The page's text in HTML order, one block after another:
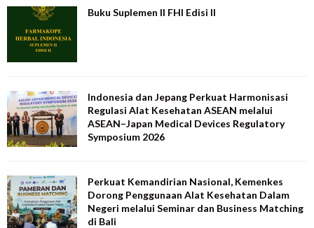
Buku Suplemen II FHI Edisi II
Indonesia dan Jepang Perkuat Harmonisasi
Regulasi Alat Kesehatan ASEAN melalui
ASEAN–Japan Medical Devices Regulatory
Symposium 2026
Perkuat Kemandirian Nasional, Kemenkes
Dorong Penggunaan Alat Kesehatan Dalam
Negeri melalui Seminar dan Business Matching
di Bali